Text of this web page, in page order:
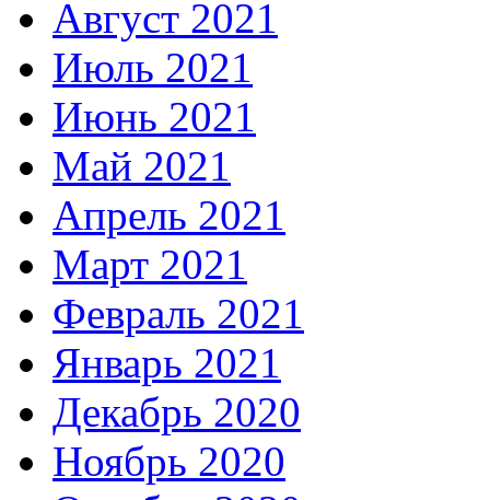
Август 2021
Июль 2021
Июнь 2021
Май 2021
Апрель 2021
Март 2021
Февраль 2021
Январь 2021
Декабрь 2020
Ноябрь 2020